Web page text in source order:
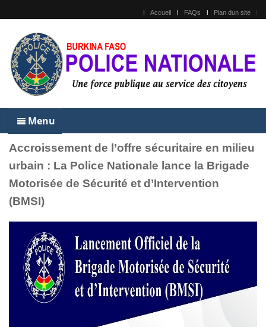
Accueil FAQs Plan dun site
Menu
Accroissement de l’offre sécuritaire en milieu
urbain : La Police Nationale lance la Brigade
Motorisée de Sécurité et d’Intervention
(BMSI)